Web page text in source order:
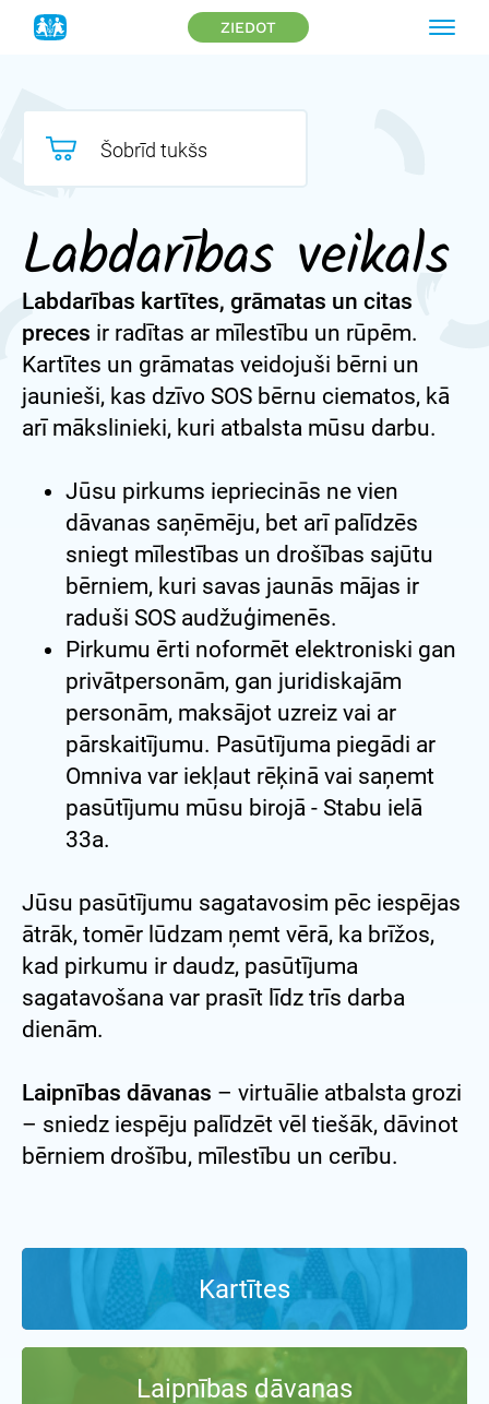
ZIEDOT
Šobrīd tukšs
Labdarības veikals
Labdarības kartītes, grāmatas un citas
preces ir radītas ar mīlestību un rūpēm.
Kartītes un grāmatas veidojuši bērni un
jaunieši, kas dzīvo SOS bērnu ciematos, kā
arī mākslinieki, kuri atbalsta mūsu darbu.
Jūsu pirkums iepriecinās ne vien
dāvanas saņēmēju, bet arī palīdzēs
sniegt mīlestības un drošības sajūtu
bērniem, kuri savas jaunās mājas ir
raduši SOS audžuģimenēs.
Pirkumu ērti noformēt elektroniski gan
privātpersonām, gan juridiskajām
personām, maksājot uzreiz vai ar
pārskaitījumu. Pasūtījuma piegādi ar
Omniva var iekļaut rēķinā vai saņemt
pasūtījumu mūsu birojā - Stabu ielā
33a.
Jūsu pasūtījumu sagatavosim pēc iespējas
ātrāk, tomēr lūdzam ņemt vērā, ka brīžos,
kad pirkumu ir daudz, pasūtījuma
sagatavošana var prasīt līdz trīs darba
dienām.
Laipnības dāvanas – virtuālie atbalsta grozi
– sniedz iespēju palīdzēt vēl tiešāk, dāvinot
bērniem drošību, mīlestību un cerību.
Kartītes
Laipnības dāvanas